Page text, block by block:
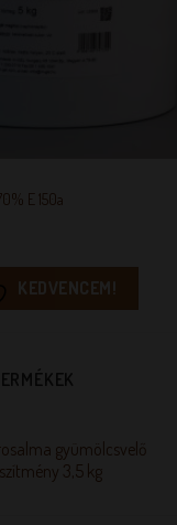
E 150a
KEDVENCEM!
gyümölcsvelő
3,5 kg